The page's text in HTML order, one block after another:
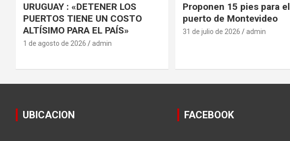
URUGUAY : «DETENER LOS
PUERTOS TIENE UN COSTO
ALTÍSIMO PARA EL PAÍS»
1 de agosto de 2026 admin
Proponen 15 pies para el
puerto de Montevideo
31 de julio de 2026 admin
UBICACION FACEBOOK